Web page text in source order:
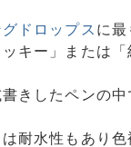
ドロップス に
キー」または
きしたペンの
耐水性もあり